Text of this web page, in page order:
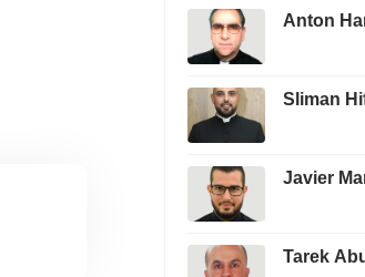
Anton
Sliman
Javier
Tarek